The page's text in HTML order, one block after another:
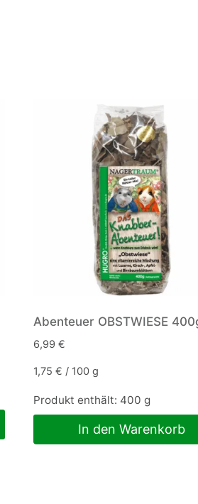
Abenteuer OBSTWIESE
6,99 €
1,75 € / 100 g
Produkt enthält: 400 g
In den Warenkorb